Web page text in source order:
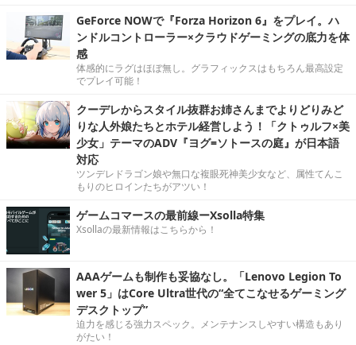
GeForce NOWで『Forza Horizon 6』をプレイ。ハ
ンドルコントローラー×クラウドゲーミングの底力を体
感
体感的にラグはほぼ無し。グラフィックスはもちろん最高設定
でプレイ可能！
クーデレからスタイル抜群お姉さんまでよりどりみど
りな人外娘たちとホテル経営しよう！「クトゥルフ×美
少女」テーマのADV『ヨグ=ソトースの庭』が日本語
対応
ツンデレドラゴン娘や無口な複眼死神美少女など、属性てんこ
もりのヒロインたちがアツい！
ゲームコマースの最前線ーXsolla特集
Xsollaの最新情報はこちらから！
AAAゲームも制作も妥協なし。「Lenovo Legion To
wer 5」はCore Ultra世代の“全てこなせるゲーミング
デスクトップ”
迫力を感じる強力スペック。メンテナンスしやすい構造もあり
がたい！